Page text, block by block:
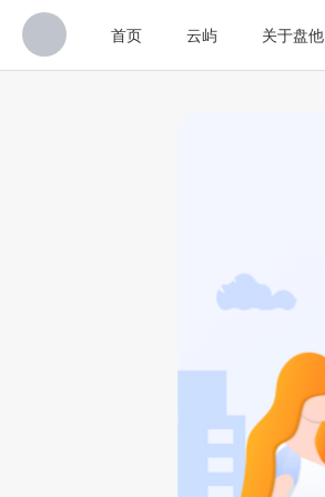
首页 云屿 关于盘他